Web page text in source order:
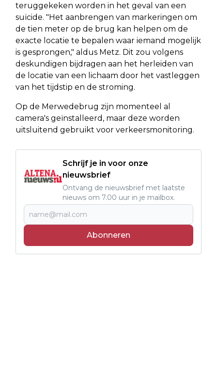
teruggekeken worden in het geval van een
suïcide. "Het aanbrengen van markeringen om
de tien meter op de brug kan helpen om de
exacte locatie te bepalen waar iemand mogelijk
is gesprongen," aldus Metz. Dit zou volgens
deskundigen bijdragen aan het herleiden van
de locatie van een lichaam door het vastleggen
van het tijdstip en de stroming.
Op de Merwedebrug zijn momenteel al
camera's geïnstalleerd, maar deze worden
uitsluitend gebruikt voor verkeersmonitoring.
Schrijf je in voor onze
nieuwsbrief
Ontvang de nieuwsbrief met laatste
nieuws om 7.00 uur in je mailbox.
Abonneren